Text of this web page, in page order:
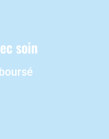
soin